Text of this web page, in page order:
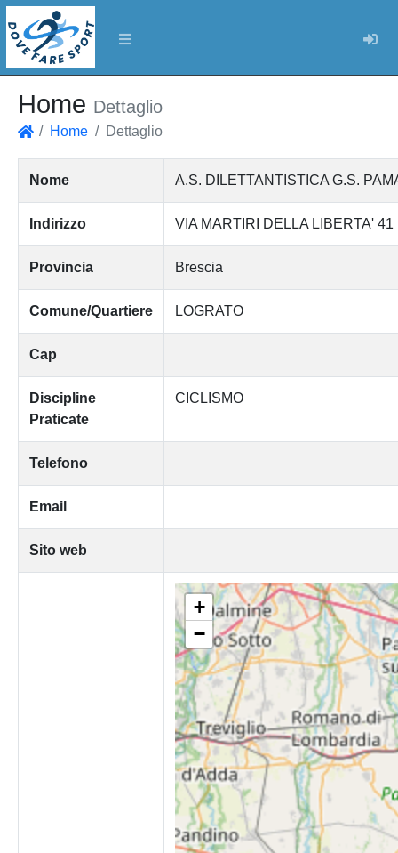
Home Dettaglio
Home Dettaglio
Nome A.S. DILETTANTISTICA G.S.
Indirizzo VIA MARTIRI DELLA LIBERTA' 41
Provincia Brescia
Comune/Quartiere LOGRATO
Cap
Discipline
Praticate
CICLISMO
Telefono
Email
Sito web
+
−